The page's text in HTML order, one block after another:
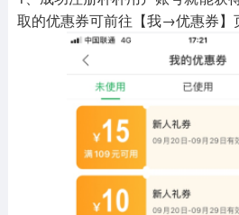
取的优惠券可前往【我→优惠券】